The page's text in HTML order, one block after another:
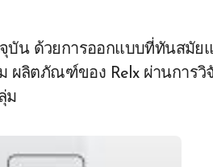
บัน ด้วยการออกแบบที่ทันสมัย
ผลิตภัณฑ์ของ Relx ผ่านการวิ
ม